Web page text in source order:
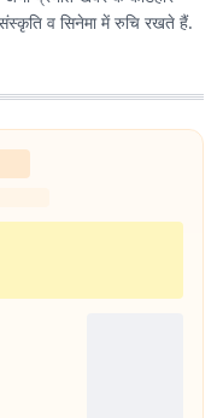
व सिनेमा में रुचि रखते हैं.